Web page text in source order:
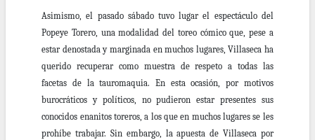
Asimismo, el pasado sábado tuvo lugar el espectáculo del
Popeye Torero, una modalidad del toreo cómico que, pese a
estar denostada y marginada en muchos lugares, Villaseca ha
querido recuperar como muestra de respeto a todas las
facetas de la tauromaquia. En esta ocasión, por motivos
burocráticos y políticos, no pudieron estar presentes sus
conocidos enanitos toreros, a los que en muchos lugares se les
prohíbe trabajar. Sin embargo, la apuesta de Villaseca por